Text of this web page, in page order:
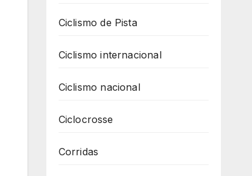
Ciclismo de Pista
Ciclismo internacional
Ciclismo nacional
Ciclocrosse
Corridas